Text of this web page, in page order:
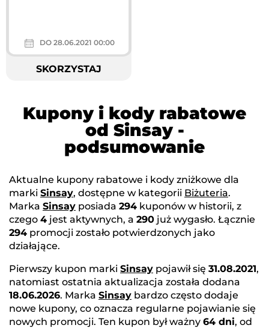
DO 28.06.2021 00:00
SKORZYSTAJ
Kupony i kody rabatowe
od Sinsay -
podsumowanie
Aktualne kupony rabatowe i kody zniżkowe dla
marki Sinsay, dostępne w kategorii Biżuteria.
Marka Sinsay posiada 294 kuponów w historii, z
czego 4 jest aktywnych, a 290 już wygasło. Łącznie
294 promocji zostało potwierdzonych jako
działające.
Pierwszy kupon marki Sinsay pojawił się 31.08.2021,
natomiast ostatnia aktualizacja została dodana
18.06.2026. Marka Sinsay bardzo często dodaje
nowe kupony, co oznacza regularne pojawianie się
nowych promocji. Ten kupon był ważny 64 dni, od